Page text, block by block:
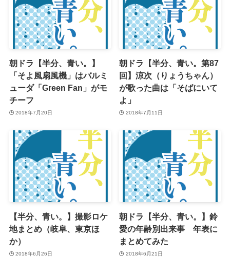
朝ドラ【半分、青い。】
「そよ風扇風機」はバルミ
ューダ「Green Fan」がモ
チーフ
2018年7月20日
朝ドラ【半分、青い。第87
回】涼次（りょうちゃん）
が歌った曲は「そばにいて
よ」
2018年7月11日
【半分、青い。】撮影ロケ
地まとめ（岐阜、東京ほ
か）
2018年6月26日
朝ドラ【半分、青い。】鈴
愛の年齢別出来事 年表に
まとめてみた
2018年6月21日